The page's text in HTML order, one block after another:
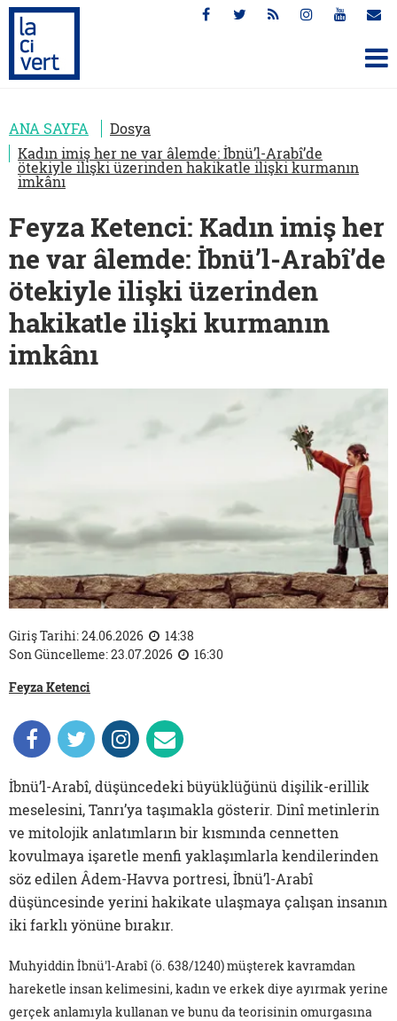
ANA SAYFA
Dosya
Kadın imiş her ne var âlemde: İbnü’l-Arabî’de
ötekiyle ilişki üzerinden hakikatle ilişki kurmanın
imkânı
Feyza Ketenci: Kadın imiş her
ne var âlemde: İbnü’l-Arabî’de
ötekiyle ilişki üzerinden
hakikatle ilişki kurmanın
imkânı
Giriş Tarihi: 24.06.2026
14:38
Son Güncelleme: 23.07.2026
16:30
Feyza Ketenci
İbnü’l-Arabî, düşüncedeki büyüklüğünü dişilik-erillik
meselesini, Tanrı’ya taşımakla gösterir. Dinî metinlerin
ve mitolojik anlatımların bir kısmında cennetten
kovulmaya işaretle menfi yaklaşımlarla kendilerinden
söz edilen Âdem-Havva portresi, İbnü’l-Arabî
düşüncesinde yerini hakikate ulaşmaya çalışan insanın
iki farklı yönüne bırakır.
Muhyiddin İbnü'l-Arabî (ö. 638/1240) müşterek kavramdan
hareketle insan kelimesini, kadın ve erkek diye ayırmak yerine
gerçek anlamıyla kullanan ve bunu da teorisinin omurgasına